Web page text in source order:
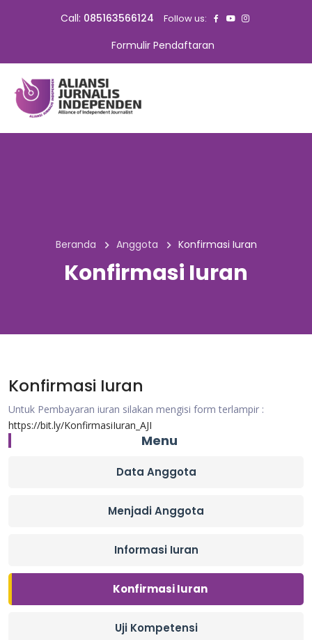
Call: 085163566124 Follow us:
Formulir Pendaftaran
Beranda Anggota Konfirmasi Iuran
Konfirmasi Iuran
Konfirmasi Iuran
Untuk Pembayaran iuran silakan mengisi form terlampir :
https://bit.ly/KonfirmasiIuran_AJI
Menu
Data Anggota
Menjadi Anggota
Informasi Iuran
Konfirmasi Iuran
Uji Kompetensi